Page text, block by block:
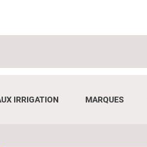
IRRIGATION MARQUES